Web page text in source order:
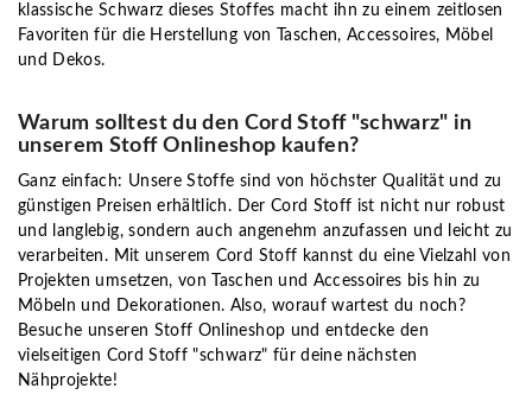
klassische Schwarz dieses Stoffes macht ihn zu einem zeitlosen
Favoriten für die Herstellung von Taschen, Accessoires, Möbel
und Dekos.
Warum solltest du den Cord Stoff "schwarz" in
unserem Stoff Onlineshop kaufen?
Ganz einfach: Unsere Stoffe sind von höchster Qualität und zu
günstigen Preisen erhältlich. Der Cord Stoff ist nicht nur robust
und langlebig, sondern auch angenehm anzufassen und leicht zu
verarbeiten. Mit unserem Cord Stoff kannst du eine Vielzahl von
Projekten umsetzen, von Taschen und Accessoires bis hin zu
Möbeln und Dekorationen. Also, worauf wartest du noch?
Besuche unseren Stoff Onlineshop und entdecke den
vielseitigen Cord Stoff "schwarz" für deine nächsten
Nähprojekte!